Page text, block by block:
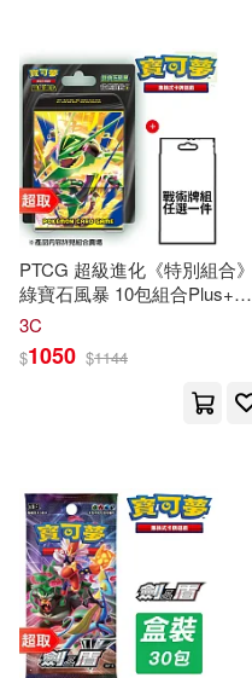
PTCG 超級進化《特別組合》
綠寶石風暴 10包組合Plus+超
級進化《戰術牌組》
3C
$1050 $1144